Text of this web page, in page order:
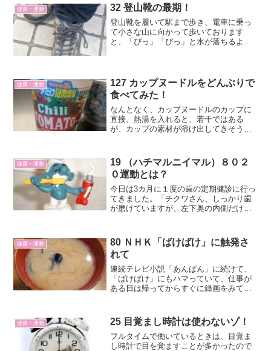
グを毎日意識しながら過ごしてきまし
た。
健康・運動 32 登山靴の最期！
登山靴を履いて駅まで歩き、電車に乗っ
て小さな山に向かって歩いております
と、「ぴっ」「ぴっ」と水が落ちるよう
音このなぞの音は何なんだと...
健康・運動
127 カップヌードルをどんぶりで
食べてみた！
なんとなく、カップヌードルのカップに
直接、熱湯を入れると、若干ではある
が、カップの素材が溶け出してきそうだ
健康・運動
19 （ハチマルニイマル）８０２
０運動とは？
今日は3カ月に１度の歯の定期健診に行っ
てきました。「チクワさん、しっかり歯
が磨けていますが、左下奥の内側だけ磨
っ！！私の歯は上顎（じょうがく）が12
本、下顎（かがく）が13...
健康・運動
80 ＮＨＫ「ばけばけ」に触発さ
れて
連続テレビ小説「あんぱん」に続けて、
「ばけばけ」にもハマっていて、仕事が
ある日は帰ってからすぐに録画をみて楽
んでいます。ドラマでは宍道湖産のシジ
ミを使ってシジミ汁を作っているという
話も聞いておりましたので、我が家でも
シジミの味噌汁を作ってもらうことにし
健康・運動 25 目覚まし時計は使わないゾ！
フルタイムで働いているときは、目覚ま
し時計で目を覚ますことが多かったので